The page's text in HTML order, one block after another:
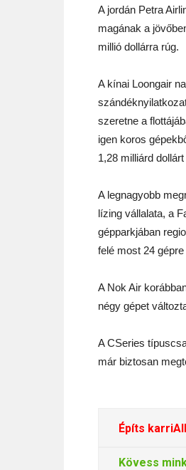
A jordán Petra
magának a
millió dollárra rúg.
A kínai Loongair
szeretne a
igen koros
1,28 milliárd
A legnagyobb
lízing vállalata, a
gépparkjában
felé most 24
A Nok Air
négy gépet
A CSeries
már biztosan
Építs
Kövess